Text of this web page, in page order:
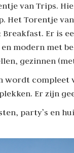
van Trips.
Het Torentje
Er is
modern met
gezinnen
compleet
Er zijn
party’s en